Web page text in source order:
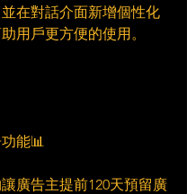
在對話介面新增個性化
用戶更方便的使用。
能📊
廣告主提前120天預留廣